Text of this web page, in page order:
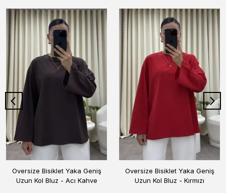
Oversize Bisiklet Yaka Geniş
Uzun Kol Bluz - Acı Kahve
Oversize Bisiklet Yaka Geniş
Uzun Kol Bluz - Kırmızı